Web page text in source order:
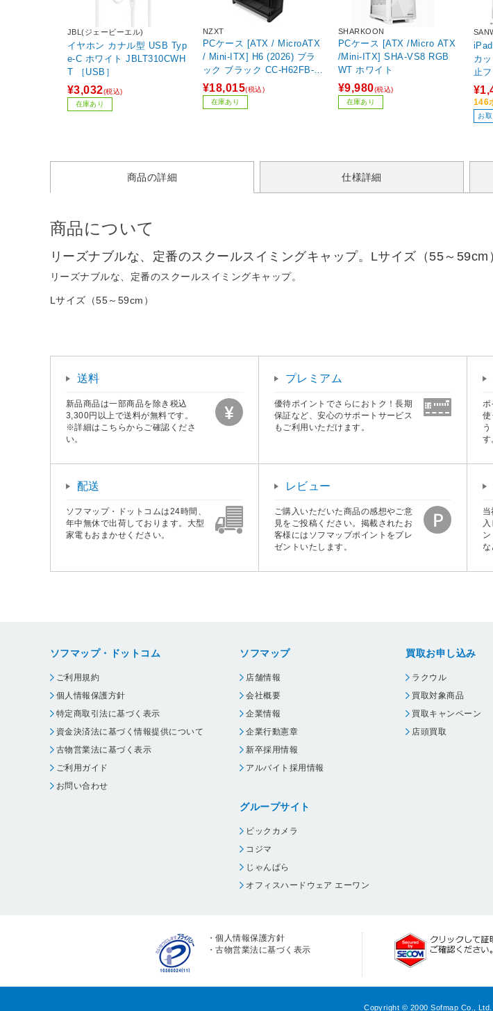
JBL(ジェービーエル)
イヤホン カナル型 USB Typ
e-C ホワイト JBLT310CWH
T ［USB］
¥3,032(税込)
在庫あり
NZXT
PCケース [ATX / MicroATX
/ Mini-ITX] H6 (2026) ブラ
ック ブラック CC-H62FB-0
1
¥18,015(税込)
在庫あり
SHARKOON
PCケース [ATX /Micro ATX
/Mini-ITX] SHA-VS8 RGB
WT ホワイト
¥9,980(税込)
在庫あり
イ)
カ
止
AR
146
お
商品の詳細 仕様詳細
商品について
リーズナブルな、定番のスクールスイミングキャップ。Lサイズ（55～59cm
リーズナブルな、定番のスクールスイミングキャップ。
Lサイズ（55～59cm）
送料
新品商品は一部商品を除き税込
3,300円以上で送料が無料です。
※詳細はこちらからご確認くださ
い。
プレミアム
優待ポイントでさらにおトク！長期
保証など、安心のサポートサービス
もご利用いただけます。
ポ
使
す
配送
ソフマップ・ドットコムは24時間、
年中無休で出荷しております。大型
家電もおまかせください。
レビュー
ご購入いただいた商品の感想やご意
見をご投稿ください。掲載されたお
客様にはソフマップポイントをプレ
ゼントいたします。
な
ソフマップ・ドットコム
ご利用規約
個人情報保護方針
特定商取引法に基づく表示
資金決済法に基づく情報提供について
古物営業法に基づく表示
ご利用ガイド
お問い合わせ
ソフマップ
店舗情報
会社概要
企業情報
企業行動憲章
新卒採用情報
アルバイト採用情報
グループサイト
ビックカメラ
コジマ
じゃんぱら
オフィスハードウェア エーワン
買取お申し込み
ラクウル
買取対象商品
買取キャンペーン
店頭買取
・個人情報保護方針
・古物営業法に基づく表示
Copyright © 2000 Sofmap Co., Ltd.